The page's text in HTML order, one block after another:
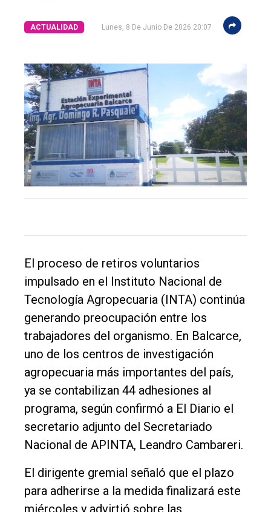
El
único
DIARIO
Tendencia
Int.
Política
Cultura
Entrevistas
Rural
Deportes
Fúnebres
Edición
Empresa
ACTUALIDAD Lunes, 8 De Junio De 2026 20:07
El proceso de retiros voluntarios
impulsado en el Instituto Nacional de
Tecnología Agropecuaria (INTA) continúa
generando preocupación entre los
trabajadores del organismo. En Balcarce,
uno de los centros de investigación
agropecuaria más importantes del país,
ya se contabilizan 44 adhesiones al
programa, según confirmó a El Diario el
secretario adjunto del Secretariado
Nacional de APINTA, Leandro Cambareri.
El dirigente gremial señaló que el plazo
para adherirse a la medida finalizará este
miércoles y advirtió sobre las